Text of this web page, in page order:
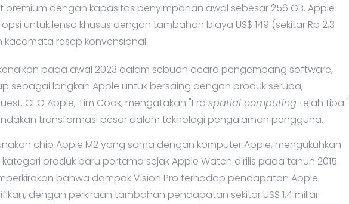
premium dengan kapasitas penyimpanan awal sebesar 256 GB. Apple
untuk lensa khusus dengan tambahan biaya US$ 149 (sekitar Rp 2,3
kacamata resep konvensional.
pada awal 2023 dalam sebuah acara pengembang software,
sebagai langkah Apple untuk bersaing dengan produk serupa,
CEO Apple, Tim Cook, mengatakan "Era spatial computing telah tiba."
transformasi besar dalam teknologi pengalaman pengguna.
chip Apple M2 yang sama dengan komputer Apple, mengukuhkan
produk baru pertama sejak Apple Watch dirilis pada tahun 2015.
bahwa dampak Vision Pro terhadap pendapatan Apple
dengan perkiraan tambahan pendapatan sekitar US$ 1,4 miliar